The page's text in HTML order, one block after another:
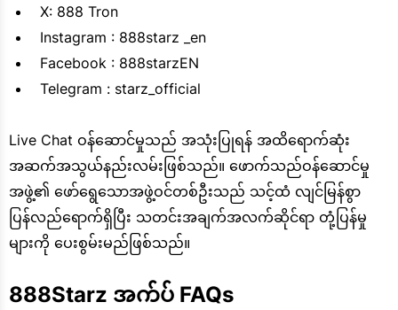
X: 888 Tron
Instagram : 888starz _en
Facebook : 888starzEN
Telegram : starz_official
Live Chat ဝန်ဆောင်မှုသည် အသုံးပြုရန် အထိရောက်ဆုံး
အဆက်အသွယ်နည်းလမ်းဖြစ်သည်။ ဖောက်သည်ဝန်ဆောင်မှု
အဖွဲ့၏ ဖော်ရွေသောအဖွဲ့ဝင်တစ်ဦးသည် သင့်ထံ လျင်မြန်စွာ
ပြန်လည်ရောက်ရှိပြီး သတင်းအချက်အလက်ဆိုင်ရာ တုံ့ပြန်မှု
များကို ပေးစွမ်းမည်ဖြစ်သည်။
888Starz အက်ပ် FAQs